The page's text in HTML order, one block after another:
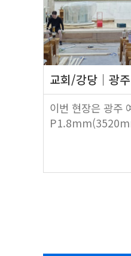
교회/강당 광주
이번 현장은 광주